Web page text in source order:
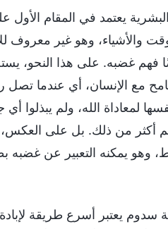
يعتمد في المقام الأول
والأشياء، وهو غير معروف
غضبه. على هذا النحو،
مع الإنسان، أي عندما تصل
لمعاداة الله، ولم يبذلوا
أكثر من ذلك. بل على
يمكنه التعبير عن غضبه
سدوم يعتبر أسرع طريقة